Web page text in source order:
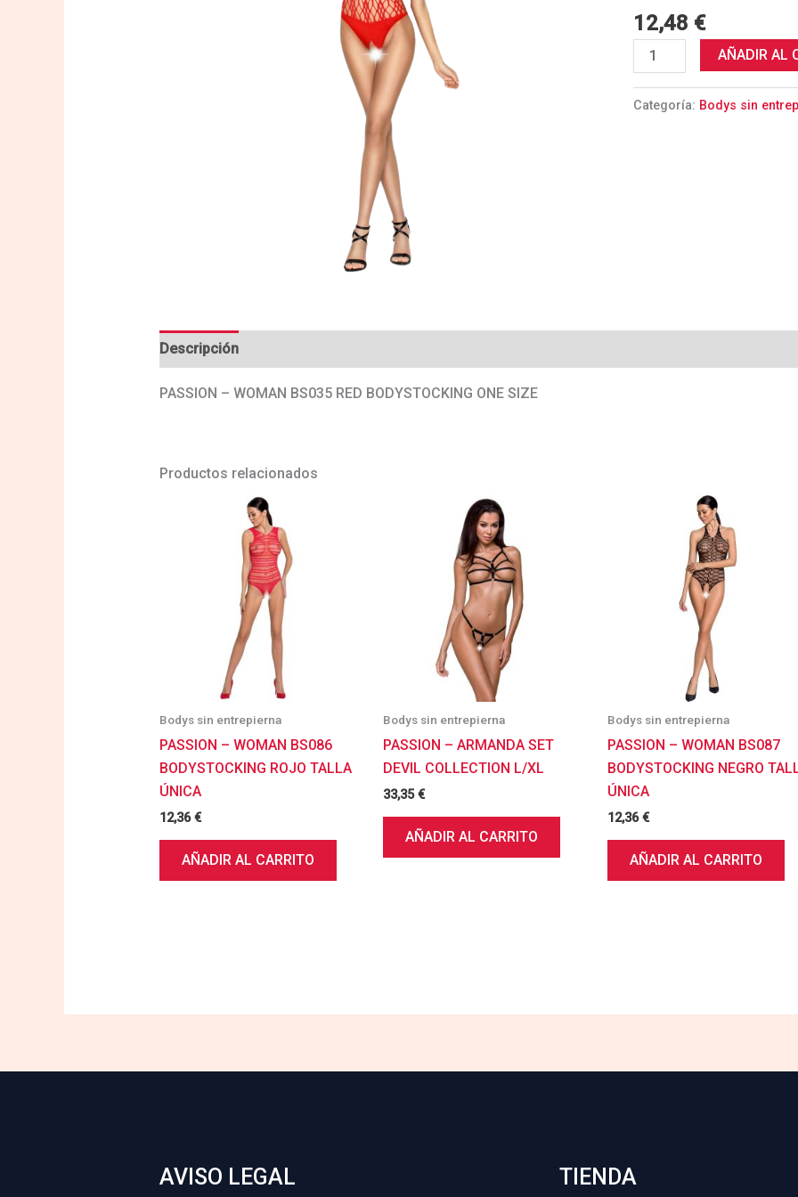
12,48 €
cantidad
AÑADIR AL
Categoría: Bodys sin
Descripción
PASSION – WOMAN BS035 RED BODYSTOCKING ONE SIZE
Productos relacionados
Bodys sin entrepierna
PASSION – WOMAN BS086
BODYSTOCKING ROJO TALLA
ÚNICA
12,36€
AÑADIR AL CARRITO
Bodys sin entrepierna
PASSION – ARMANDA SET
DEVIL COLLECTION L/XL
33,35€
AÑADIR AL CARRITO
Bodys sin entrepierna
PASSION – WOMAN BS087
BODYSTOCKING NEGRO
ÚNICA
12,36€
AÑADIR AL CARRITO
AVISO LEGAL TIENDA